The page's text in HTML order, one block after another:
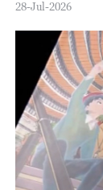
28-Jul-2026